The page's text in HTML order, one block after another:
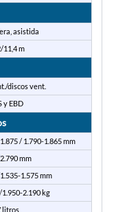
asistida
11,4 m
discos vent.
y EBD
/ 1.790-1.865 mm
mm
1.575 mm
2.190 kg
litros